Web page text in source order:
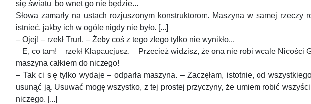
się światu, bo wnet go nie będzie...
Słowa zamarły na ustach rozjuszonym konstruktorom. Maszyna w samej
istnieć, jakby ich w ogóle nigdy nie było. [...]
– Ojej! – rzekł Trurl. – Żeby coś z tego złego tylko nie wynikło...
– E, co tam! – rzekł Klapaucjusz. – Przecież widzisz, że ona nie robi wcale
maszyna całkiem do niczego!
– Tak ci się tylko wydaje – odparła maszyna. – Zaczęłam, istotnie, od
usunąć ją. Usuwać mogę wszystko, z tej prostej przyczyny, że umiem robić
niczego. [...]